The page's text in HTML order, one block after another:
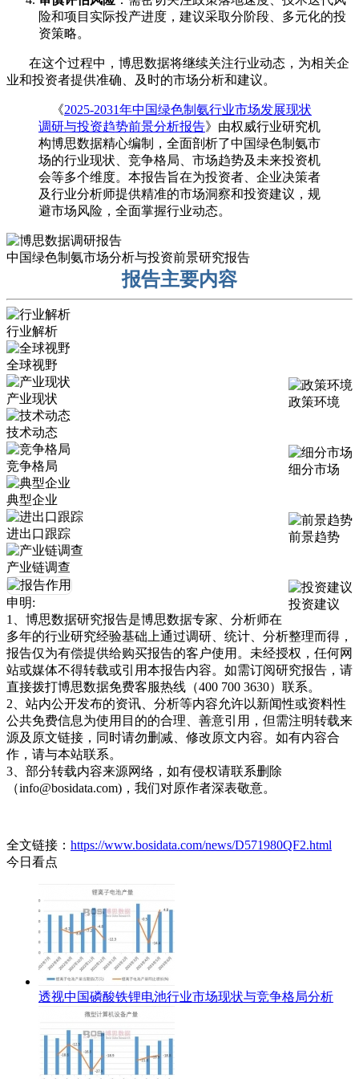
险和项目实际投产进度，建议采取分阶段、多元化的投
资策略。
在这个过程中，博思数据将继续关注行业动态，为相关企
业和投资者提供准确、及时的市场分析和建议。
《2025-2031年中国绿色制氨行业市场发展现状
调研与投资趋势前景分析报告》由权威行业研究机
构博思数据精心编制，全面剖析了中国绿色制氨市
场的行业现状、竞争格局、市场趋势及未来投资机
会等多个维度。本报告旨在为投资者、企业决策者
及行业分析师提供精准的市场洞察和投资建议，规
避市场风险，全面掌握行业动态。
中国绿色制氨市场分析与投资前景研究报告
报告主要内容
行业解析
全球视野
政策环境
产业现状
技术动态
细分市场
竞争格局
典型企业
前景趋势
进出口跟踪
产业链调查
投资建议
申明:
1、博思数据研究报告是博思数据专家、分析师在
多年的行业研究经验基础上通过调研、统计、分析整理而得，
报告仅为有偿提供给购买报告的客户使用。未经授权，任何网
站或媒体不得转载或引用本报告内容。如需订阅研究报告，请
直接拨打博思数据免费客服热线（400 700 3630）联系。
2、站内公开发布的资讯、分析等内容允许以新闻性或资料性
公共免费信息为使用目的的合理、善意引用，但需注明转载来
源及原文链接，同时请勿删减、修改原文内容。如有内容合
作，请与本站联系。
3、部分转载内容来源网络，如有侵权请联系删除
（info@bosidata.com)，我们对原作者深表敬意。
全文链接： https://www.bosidata.com/news/D571980QF2.html
今日看点
透视中国磷酸铁锂电池行业市场现状与竞争格局分析